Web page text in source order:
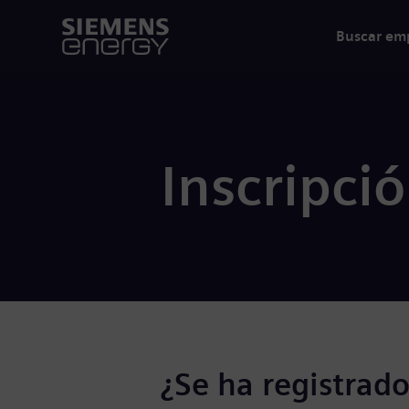
Buscar
¿Se ha